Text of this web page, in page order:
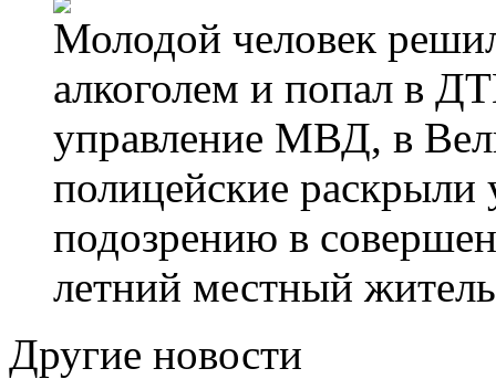
Молодой человек
алкоголем и попал в
управление МВД, в
полицейские
подозрению в
летний местный
Другие новости